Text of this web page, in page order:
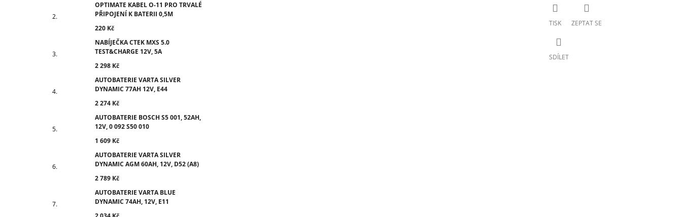
OPTIMATE KABEL O-11 PRO TRVALÉ
PŘIPOJENÍ K BATERII 0,5M
220 Kč
NABÍJEČKA CTEK MXS 5.0
TEST&CHARGE 12V, 5A
2 298 Kč
AUTOBATERIE VARTA SILVER
DYNAMIC 77AH 12V, E44
2 274 Kč
AUTOBATERIE BOSCH S5 001, 52AH,
12V, 0 092 S50 010
1 609 Kč
AUTOBATERIE VARTA SILVER
DYNAMIC AGM 60AH, 12V, D52 (A8)
2 789 Kč
AUTOBATERIE VARTA BLUE
DYNAMIC 74AH, 12V, E11
TISK ZEPTAT SE
SDÍLET